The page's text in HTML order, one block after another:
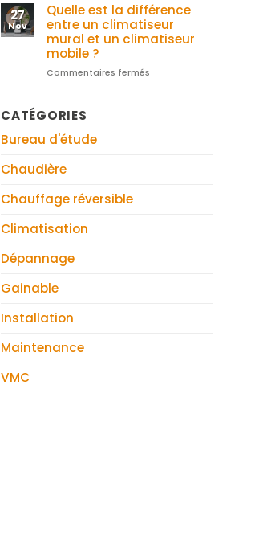
votre
climatisation
?
et
consommation
:
27
Nov
Quelle est la différence
entre un climatiseur
mural et un climatiseur
mobile ?
Commentaires fermés
CATÉGORIES
Bureau d'étude
Chaudière
Chauffage réversible
Climatisation
Dépannage
Gainable
Installation
Maintenance
VMC